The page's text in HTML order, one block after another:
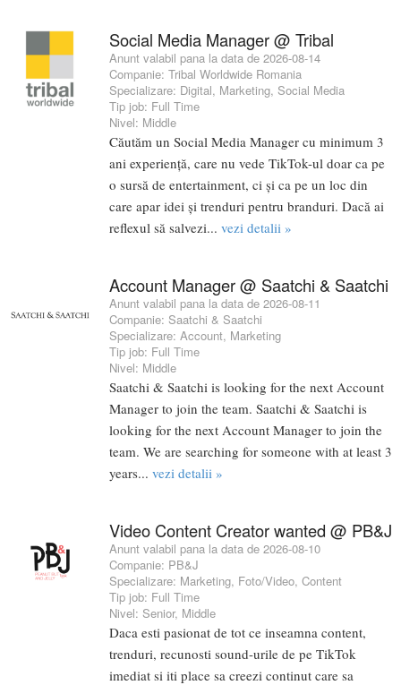
Social Media Manager @ Tribal
Anunt valabil pana la data de 2026-08-14
Companie: Tribal Worldwide Romania
Specializare: Digital, Marketing, Social Media
Tip job: Full Time
Nivel: Middle
Căutăm un Social Media Manager cu minimum 3
ani experiență, care nu vede TikTok-ul doar ca pe
o sursă de entertainment, ci și ca pe un loc din
care apar idei și trenduri pentru branduri. Dacă ai
reflexul să salvezi... vezi detalii »
Account Manager @ Saatchi & Saatchi
Anunt valabil pana la data de 2026-08-11
Companie: Saatchi & Saatchi
Specializare: Account, Marketing
Tip job: Full Time
Nivel: Middle
Saatchi & Saatchi is looking for the next Account
Manager to join the team. Saatchi & Saatchi is
looking for the next Account Manager to join the
team. We are searching for someone with at least 3
years... vezi detalii »
Video Content Creator wanted @ PB&J
Anunt valabil pana la data de 2026-08-10
Companie: PB&J
Specializare: Marketing, Foto/Video, Content
Tip job: Full Time
Nivel: Senior, Middle
Daca esti pasionat de tot ce inseamna content,
trenduri, recunosti sound-urile de pe TikTok
imediat si iti place sa creezi continut care sa